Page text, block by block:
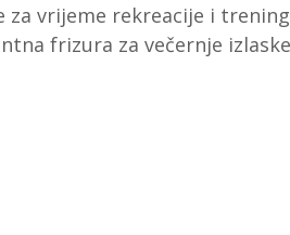
vrijeme rekreacije i
frizura za večernje